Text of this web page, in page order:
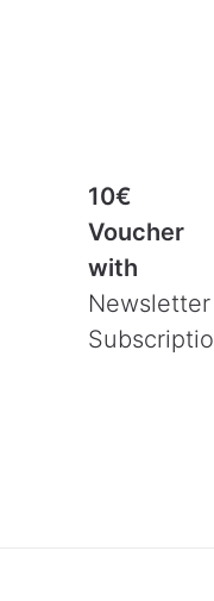
10€
Voucher
with
Newsletter